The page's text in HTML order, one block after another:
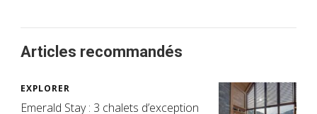
Articles recommandés
EXPLORER
Emerald Stay : 3 chalets d’exception